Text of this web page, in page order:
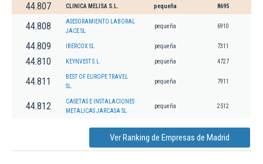
44.807 CLINICA MELISA S.L. pequeña 8695
44.808
ASESORAMIENTO LABORAL
JACE SL
pequeña 6910
44.809 IBERCOX SL pequeña 7311
44.810 KEYNVEST S.L. pequeña 4727
44.811
BEST OF EUROPE TRAVEL
SL.
pequeña 7911
44.812
CASETAS E INSTALACIONES
METALICAS JARCASA SL
pequeña 2512
Ver Ranking de Empresas de Madrid